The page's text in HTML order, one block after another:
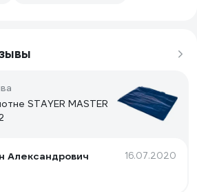
STAYER MASTER
Александрович 16.07.2020